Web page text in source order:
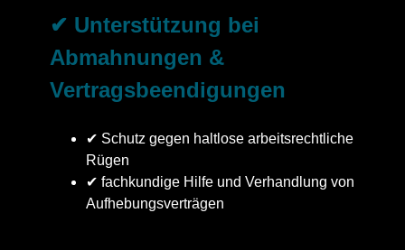
✔ Unterstützung bei
Abmahnungen &
Vertragsbeendigungen
✔ Schutz gegen haltlose arbeitsrechtliche
Rügen
✔ fachkundige Hilfe und Verhandlung von
Aufhebungsverträgen